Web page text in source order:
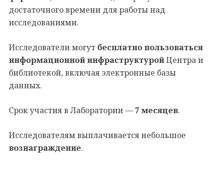
достаточного времени для работы над
исследованиями.
Исследователи могут бесплатно пользоваться
информационной инфраструктуройЦентра и
библиотекой, включая электронные базы
данных.
Срок участия в Лаборатории — 7 месяцев.
Исследователям выплачивается небольшое
вознаграждение.